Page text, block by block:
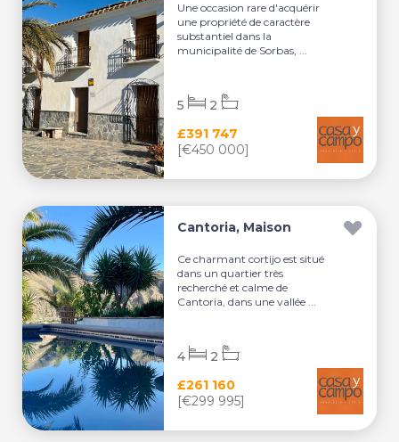
Une occasion rare d'acquérir
une propriété de caractère
substantiel dans la
municipalité de Sorbas, ...
£391 747
[€450 000]
5 2
Cantoria, Maison
Ce charmant cortijo est situé
dans un quartier très
recherché et calme de
Cantoria, dans une vallée ...
£261 160
[€299 995]
4 2